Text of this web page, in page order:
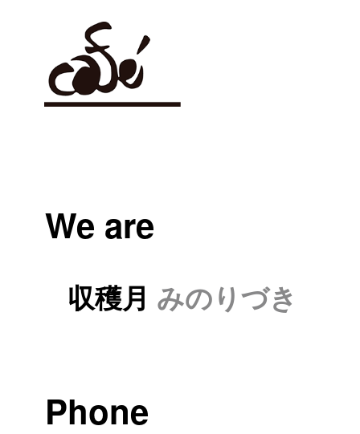
We are
収穫月 みのりづき
Phone